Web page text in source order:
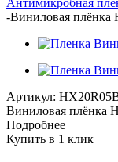
-Виниловая плёнка
Артикул:
Виниловая плёнка
Подробнее
Купить в 1 клик